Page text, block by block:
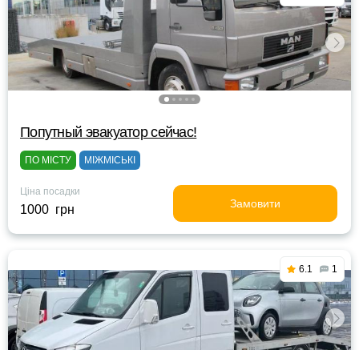
Попутный эвакуатор сейчас!
ПО МІСТУ МІЖМІСЬКІ
Ціна посадки
1000 грн Замовити
6.1 1